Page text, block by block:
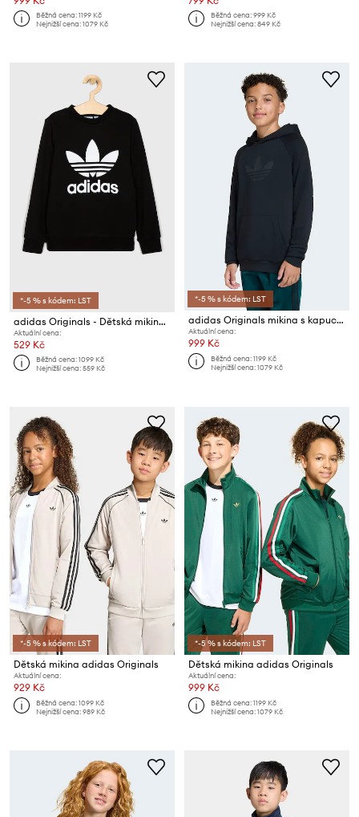
Běžná cena:1199 Kč
Nejnižší cena:1079 Kč
Běžná cena:999 Kč
Nejnižší cena:849 Kč
*-5 % s kódem: LST
adidas Originals - Dětská mikina 128-164 cm ED7797
Aktuální cena:
529 Kč
Běžná cena:1099 Kč
Nejnižší cena:559 Kč
*-5 % s kódem: LST
adidas Originals mikina s kapucí dětská s bavlnou
Aktuální cena:
999 Kč
Běžná cena:1199 Kč
Nejnižší cena:1079 Kč
*-5 % s kódem: LST
Dětská mikina adidas Originals
Aktuální cena:
929 Kč
Běžná cena:1099 Kč
Nejnižší cena:989 Kč
*-5 % s kódem: LST
Dětská mikina adidas Originals
Aktuální cena:
999 Kč
Běžná cena:1199 Kč
Nejnižší cena:1079 Kč